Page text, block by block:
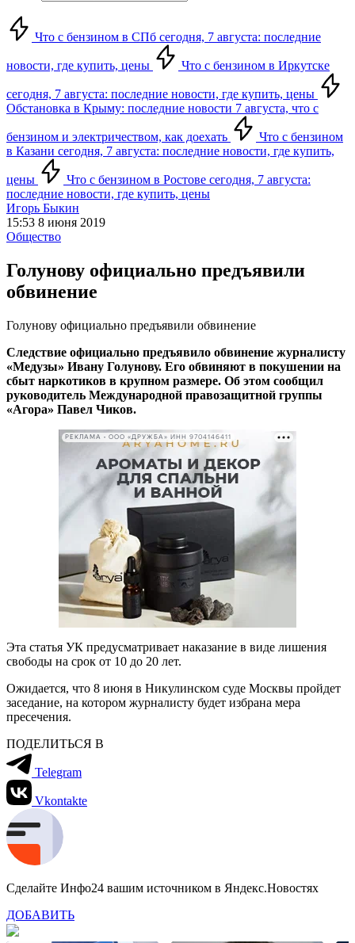
Что с бензином в СПб сегодня, 7 августа: последние
новости, где купить, цены Что с бензином в Иркутске
сегодня, 7 августа: последние новости, где купить, цены
Обстановка в Крыму: последние новости 7 августа, что с
бензином и электричеством, как доехать
Что с бензином
в Казани сегодня, 7 августа: последние новости, где купить,
цены
Что с бензином в Ростове сегодня, 7 августа:
последние новости, где купить, цены
Игорь Быкин
15:53 8 июня 2019
Общество
Голунову официально предъявили
обвинение
Голунову официально предъявили обвинение
Следствие официально предъявило обвинение журналисту
«Медузы» Ивану Голунову. Его обвиняют в покушении на
сбыт наркотиков в крупном размере. Об этом сообщил
руководитель Международной правозащитной группы
«Агора» Павел Чиков.
РЕКЛАМА • ООО «ДРУЖБА» ИНН 9704146411
Эта статья УК предусматривает наказание в виде лишения
свободы на срок от 10 до 20 лет.
Ожидается, что 8 июня в Никулинском суде Москвы пройдет
заседание, на котором журналисту будет избрана мера
пресечения.
ПОДЕЛИТЬСЯ В
Telegram
Vkontakte
Сделайте Инфо24 вашим источником в Яндекс.Новостях
ДОБАВИТЬ